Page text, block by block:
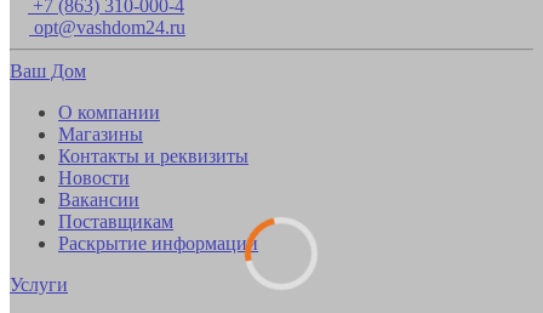
+7 (863) 310-000-4
opt@vashdom24.ru
Ваш Дом
О компании
Магазины
Контакты и реквизиты
Новости
Вакансии
Поставщикам
Раскрытие информации
Услуги